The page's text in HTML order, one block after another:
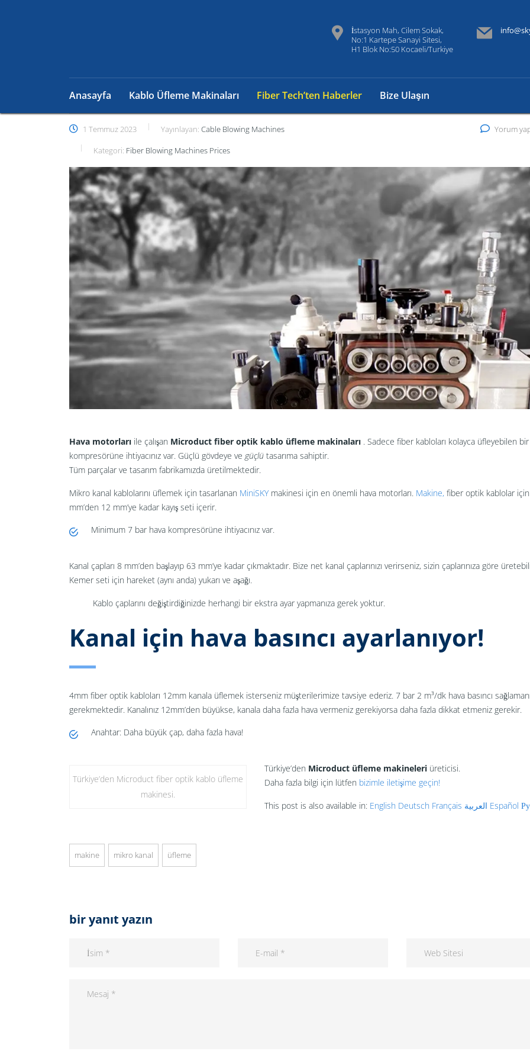
İstasyon Mah, Cilem Sokak,
No:1 Kartepe Sanayi Sitesi,
H1 Blok No:50 Kocaeli/Turkiye
Anasayfa Kablo Üfleme Makinaları Fiber Tech’ten Haberler Bize Ulaşın
1 Temmuz 2023 Yayınlayan: Cable Blowing Machines
Kategori: Fiber Blowing Machines Prices
Yorum
Hava motorları ile çalışan Microduct fiber optik kablo üfleme makinaları . Sadece fiber kabloları kolayca üfleyebilen
kompresörüne ihtiyacınız var. Güçlü gövdeye ve güçlü tasarıma sahiptir.
Tüm parçalar ve tasarım fabrikamızda üretilmektedir.
Mikro kanal kablolarını üflemek için tasarlanan MiniSKYmakinesi için en önemli hava motorları. Makine, fiber optik kablolar
mm’den 12 mm’ye kadar kayış seti içerir.
Minimum 7 bar hava kompresörüne ihtiyacınız var.
Kanal çapları 8 mm’den başlayıp 63 mm’ye kadar çıkmaktadır. Bize net kanal çaplarınızı verirseniz, sizin çaplarınıza göre
Kemer seti için hareket (aynı anda) yukarı ve aşağı.
Kablo çaplarını değiştirdiğinizde herhangi bir ekstra ayar yapmanıza gerek yoktur.
Kanal için hava basıncı ayarlanıyor!
4mm fiber optik kabloları 12mm kanala üflemek isterseniz müşterilerimize tavsiye ederiz. 7 bar 2 m³/dk hava basıncı
gerekmektedir. Kanalınız 12mm’den büyükse, kanala daha fazla hava vermeniz gerekiyorsa daha fazla dikkat etmeniz gerekir.
Anahtar: Daha büyük çap, daha fazla hava!
Türkiye’den Microduct fiber optik kablo üfleme
makinesi.
Türkiye’den Microduct üfleme makineleri üreticisi.
Daha fazla bilgi için lütfen bizimle iletişime geçin!
This post is also available in: English Deutsch Français العربية Español
makine mikro kanal üfleme
bir yanıt yazın